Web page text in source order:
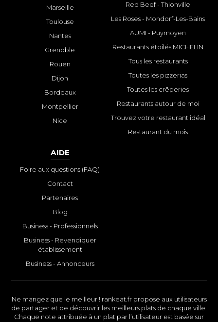
Marseille
Toulouse
Nantes
Grenoble
Rouen
Dijon
Bordeaux
Montpellier
Nice
Red Beef - Thionville
Les Roses - Mondorf-Les-Bains
AUMI - Puymoyen
Restaurants étoilés MICHELIN
Tous les restaurants
Toutes les pizzerias
Toutes les crêperies
Restaurants autour de moi
Trouvez votre restaurant idéal
Restaurant du mois
AIDE
Foire aux questions (FAQ)
Contact
Partenaires
Blog
Business - Professionnels
Business - Revendiquer
établissement
Business - Annonceurs
Ne mangez que le meilleur ! rankeat.fr propose aux utilisateurs
de partager et de découvrir les meilleurs plats de chaque ville.
Chaque note attribuée à un plat par l’utilisateur est basée sur